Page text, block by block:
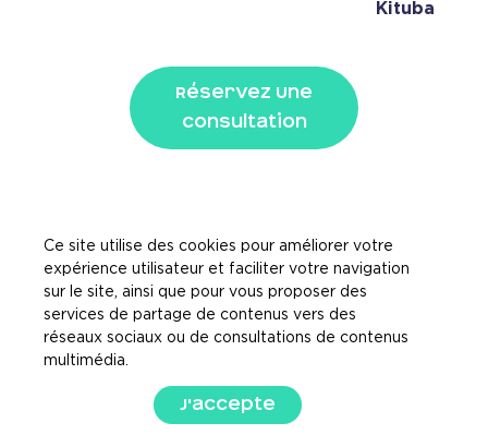
Kituba
Réservez Une
Consultation
Ce site utilise des cookies pour améliorer votre
expérience utilisateur et faciliter votre navigation
sur le site, ainsi que pour vous proposer des
services de partage de contenus vers des
réseaux sociaux ou de consultations de contenus
multimédia.
J'accepte